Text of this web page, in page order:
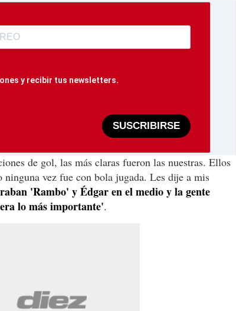
y recibir tus newsletters.
SUSCRIBIRSE
de gol, las más claras fueron las nuestras. Ellos
ninguna vez fue con bola jugada. Les dije a mis
'Rambo' y Édgar en el medio y la gente
lo más importante'.